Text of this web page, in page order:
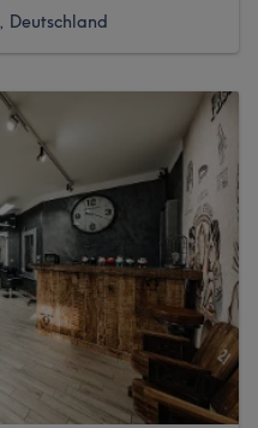
Deutschland